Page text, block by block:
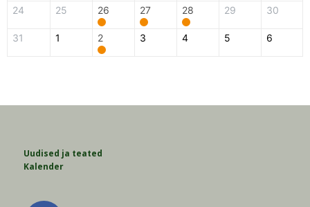
24 25 26 27 28 29 30
31 1 2 3 4 5 6
Uudised ja teated
Kalender